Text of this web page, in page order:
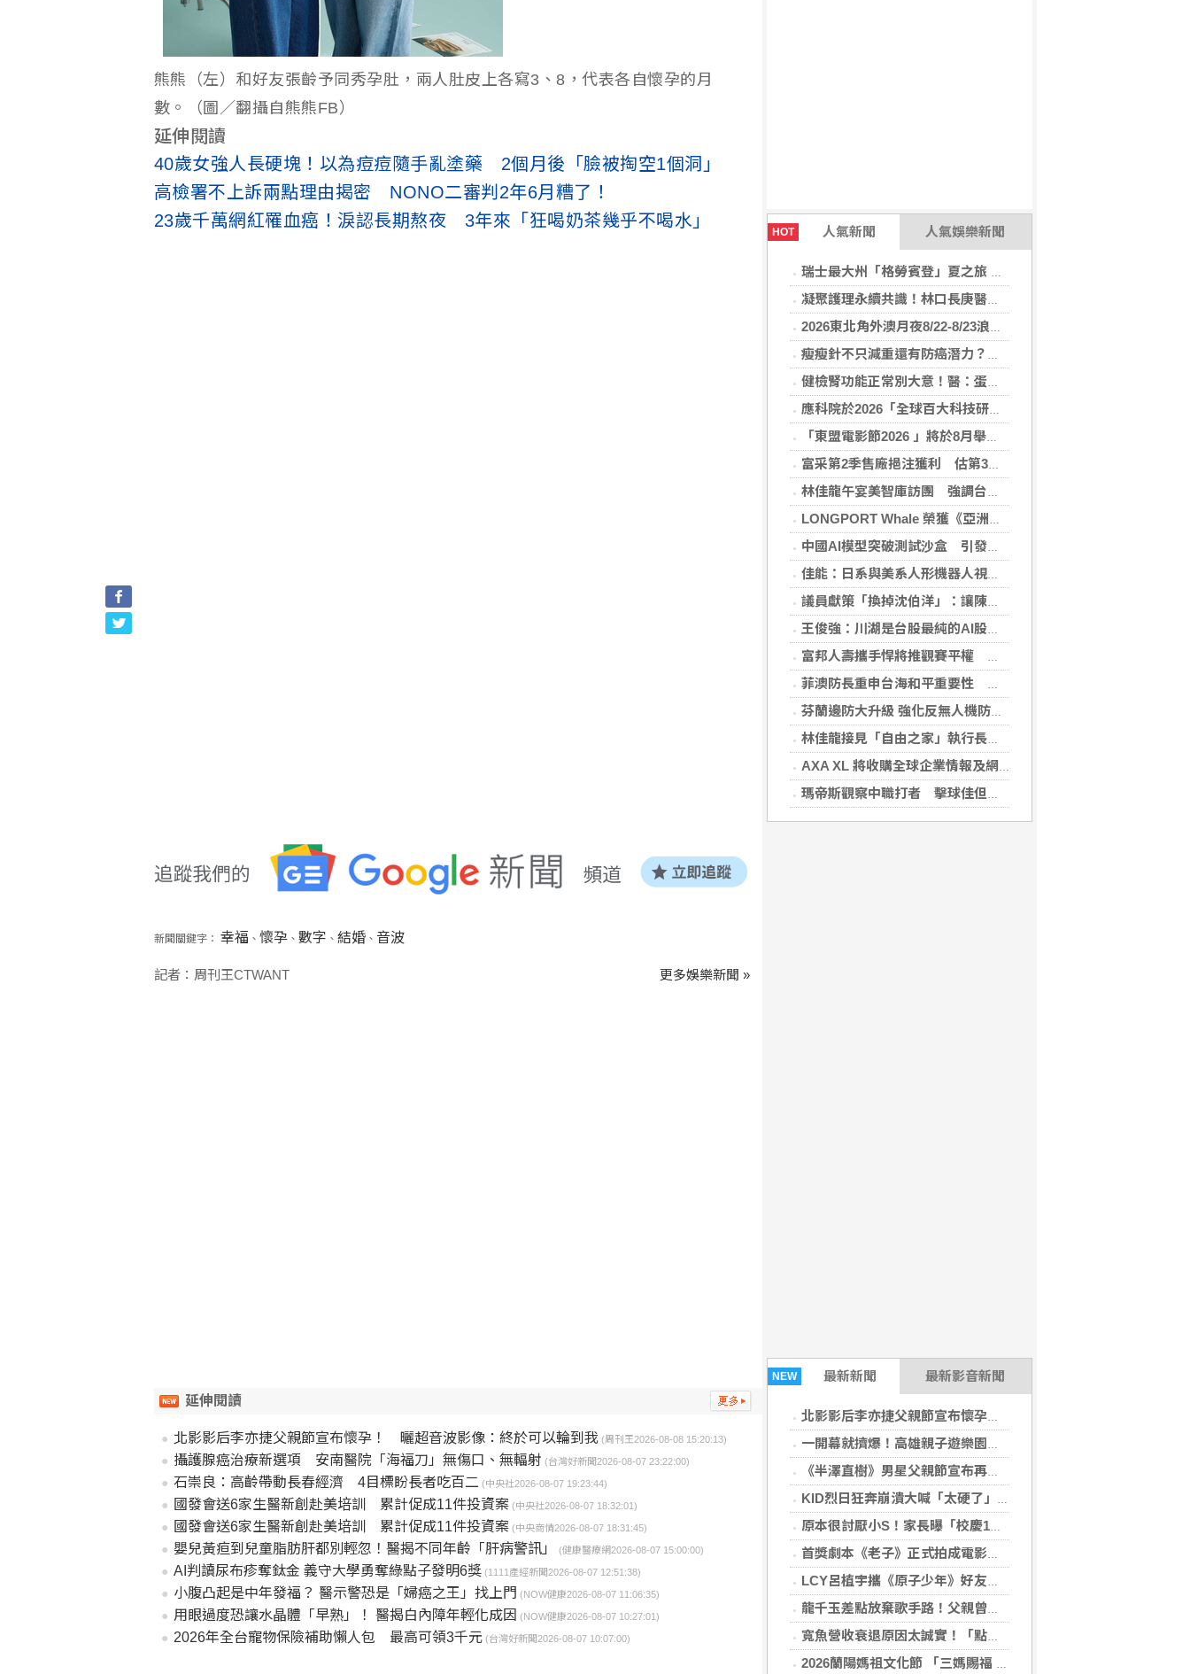
HOT 人氣新聞 人氣娛樂新聞
瑞士最大州「格勞賓登」夏之旅 推薦6座山間秘境，感受不同阿爾卑斯療癒度假風情！
凝聚護理永續共識！林口長庚醫院攜手各界打造永續護理職場，共創健康台灣
2026東北角外澳月夜8/22-8/23浪漫登場！ 感受一「夏」東北角夜的浪漫！
瘦瘦針不只減重還有防癌潛力？臺大醫揭肥胖族群用藥 肥胖相關癌症風險降
健檢腎功能正常別大意！醫：蛋白尿異常恐是洗腎警訊
應科院於2026「全球百大科技研發獎」中創亞洲最佳成績 三項技術榮膺全球百大創新獎項
「東盟電影節2026 」將於8月舉行 歷來最大規模 以電影連繫文化交流
富采第2季售廠挹注獲利 估第3季營收下滑
林佳龍午宴美智庫訪團 強調台灣是不可或缺夥伴
LONGPORT Whale 榮獲《亞洲銀行與金融》金融科技生態合作獎
中國AI模型突破測試沙盒 引發資安風險疑慮
佳能：日系與美系人形機器人視覺模組 下半年出貨
議員獻策「換掉沈伯洋」：讓陳時中再輸一次
王俊強：川湖是台股最純的AI股 看下半年需求續強
富邦人壽攜手悍將推觀賽平權 邀身障、親子看球
菲澳防長重申台海和平重要性 林佳龍表達肯定
芬蘭邊防大升級 強化反無人機防禦網
林佳龍接見「自由之家」執行長 盼台成印太INGO樞紐
AXA XL 將收購全球企業情報及網絡安全顧問公司 S-RM
瑪帝斯觀察中職打者 擊球佳但長打少「閃掉就好」
NEW 最新新聞 最新影音新聞
北影影后李亦捷父親節宣布懷孕！ 曬超音波影像：終於可以輪到我
一開幕就擠爆！高雄親子遊樂園區人氣炸裂 30多項設施免費玩到8/23
《半澤直樹》男星父親節宣布再婚！再曝妻子懷孕 雙喜臨門迎新生命
KID烈日狂奔崩潰大喊「太硬了」 張立東泳池遭「當狗使喚」引爆怒火
原本很討厭小S！家長曝「校慶1舉動」讓她徹底改觀 網友洗版認證
首獎劇本《老子》正式拍成電影！郭富城、王柏傑、陳意涵、楊貴媚領銜主演 金獎團隊打造
LCY呂植宇攜《原子少年》好友赴倫敦拍MV圓夢！手搖飲忍住只喝2杯 最慘僅睡1.5小時
龍千玉差點放棄歌手路！父親曾算「一定有成就」 郭忠祐為圓亡父歌手夢踏入演藝圈
寬魚營收衰退原因太誠實！「點名王心凌、楊丞琳」網笑翻：財報透明度滿分
2026蘭陽媽祖文化節 「三媽賜福 × 十七天后會蘭陽 × 女將護女神」五大亮點齊聚蘭陽10月2日至4日盛大登場
熊熊（左）和好友張齡予同秀孕肚，兩人肚皮上各寫3、8，代表各自懷孕的月
數。（圖／翻攝自熊熊FB）
延伸閱讀
40歲女強人長硬塊！以為痘痘隨手亂塗藥 2個月後「臉被掏空1個洞」
高檢署不上訴兩點理由揭密 NONO二審判2年6月糟了！
23歲千萬網紅罹血癌！淚認長期熬夜 3年來「狂喝奶茶幾乎不喝水」
新聞關鍵字： 幸福 、 懷孕、 數字 、 結婚、 音波
記者：周刊王CTWANT 更多娛樂新聞 »
延伸閱讀
北影影后李亦捷父親節宣布懷孕！ 曬超音波影像：終於可以輪到我 (周刊王2026-08-08 15:20:13)
攝護腺癌治療新選項 安南醫院「海福刀」無傷口、無輻射 (台灣好新聞2026-08-07 23:22:00)
石崇良：高齡帶動長春經濟 4目標盼長者吃百二 (中央社2026-08-07 19:23:44)
國發會送6家生醫新創赴美培訓 累計促成11件投資案 (中央社2026-08-07 18:32:01)
國發會送6家生醫新創赴美培訓 累計促成11件投資案 (中央商情2026-08-07 18:31:45)
嬰兒黃疸到兒童脂肪肝都別輕忽！醫揭不同年齡「肝病警訊」 (健康醫療網2026-08-07 15:00:00)
AI判讀尿布疹奪鈦金 義守大學勇奪綠點子發明6獎 (1111產經新聞2026-08-07 12:51:38)
小腹凸起是中年發福？ 醫示警恐是「婦癌之王」找上門 (NOW健康2026-08-07 11:06:35)
用眼過度恐讓水晶體「早熟」！ 醫揭白內障年輕化成因 (NOW健康2026-08-07 10:27:01)
2026年全台寵物保險補助懶人包 最高可領3千元 (台灣好新聞2026-08-07 10:07:00)